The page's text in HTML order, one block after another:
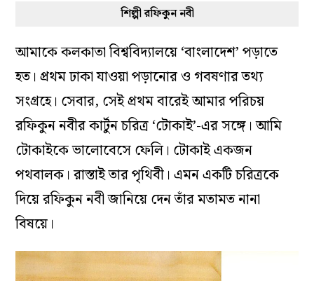
শিল্পী রফিকুন নবী
আমাকে কলকাতা বিশ্ববিদ‌্যালয়ে ‘বাংলাদেশ’ পড়াতে
হত। প্রথম ঢাকা যাওয়া পড়ানোর ও গবষণার তথ‌্য
সংগ্রহে। সেবার, সেই প্রথম বারেই আমার পরিচয়
রফিকুন নবীর কার্টুন চরিত্র ‘টোকাই’-এর সঙ্গে। আমি
টোকাইকে ভালোবেসে ফেলি। টোকাই একজন
পথবালক। রাস্তাই তার পৃথিবী। এমন একটি চরিত্রকে
দিয়ে রফিকুন নবী জানিয়ে দেন তাঁর মতামত নানা
বিষয়ে।